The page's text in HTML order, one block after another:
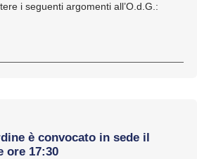
i seguenti argomenti all’O.d.G.:
è convocato in sede il
ore 17:30